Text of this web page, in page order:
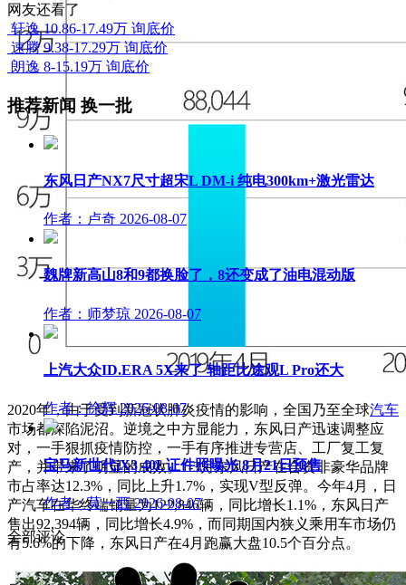
2020年，由于受到新冠状肺炎疫情的影响，全国乃至全球汽车
市场都深陷泥沼。逆境之中方显能力，东风日产迅速调整应
对，一手狠抓疫情防控，一手有序推进专营店、工厂复工复
产，并带来了明显的成效。1-3月东风日产在合资非豪华品牌
市占率达12.3%，同比上升1.7%，实现V型反弹。今年4月，日
产汽车在华终端销量为122,846辆，同比增长1.1%， 东风日 产
售出92,394辆，同比增长4.9%，而同期国内狭义乘用车市场仍
有5.6%的下降，东风日产在4月跑赢大盘10.5个百分点。
网友还看了
轩逸 10.86-17.49万 询底价
速腾 9.38-17.29万 询底价
朗逸 8-15.19万 询底价
推荐新闻 换一批
东风日产NX7尺寸超宋L DM-i 纯电300km+激光雷达
作者：卢奇 2026-08-07
魏牌新高山8和9都换脸了，8还变成了油电混动版
作者：师梦琼 2026-08-07
上汽大众ID.ERA 5X来了 轴距比途观L Pro还大
作者：徐辉 2026-08-07
宝马新世代iX3 40L证件照曝光 8月21日预售
作者：莫一西 2026-08-07
全部评论